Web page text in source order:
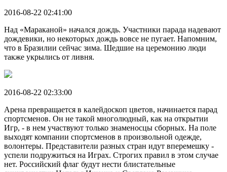
2016-08-22 02:41:00
Над «Мараканой» начался дождь. Участники парада надевают
дождевики, но некоторых дождь вовсе не пугает. Напомним,
что в Бразилии сейчас зима. Шедшие на церемонию люди
также укрылись от ливня.
2016-08-22 02:33:00
Арена превращается в калейдоскоп цветов, начинается парад
спортсменов. Он не такой многолюдный, как на открытии
Игр, - в нем участвуют только знаменосцы сборных. На поле
выходят компании спортсменов в произвольной одежде,
волонтеры. Представители разных стран идут вперемешку -
успели подружиться на Играх. Строгих правил в этом случае
нет. Российский флаг будут нести блистательные